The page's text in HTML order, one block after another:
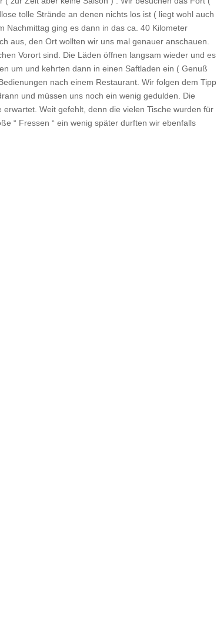
tolle Strände an denen nichts los ist ( liegt wohl auch
Nachmittag ging es dann in das ca. 40 Kilometer
aus, den Ort wollten wir uns mal genauer anschauen.
Vorort sind. Die Läden öffnen langsam wieder und es
um und kehrten dann in einen Saftladen ein ( Genuß
nach einem Restaurant. Wir folgen dem Tipp
und müssen uns noch ein wenig gedulden. Die
Weit gefehlt, denn die vielen Tische wurden für
“ Fressen “ ein wenig später durften wir ebenfalls